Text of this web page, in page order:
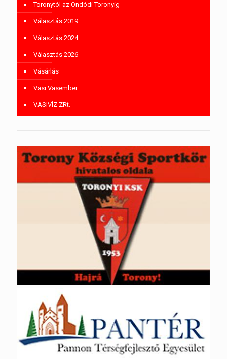
Toronytól az Ondódi Toronyig
Választás 2019
Választás 2024
Választás 2026
Vásárlás
Vasi Vasember
VASIVÍZ ZRt.